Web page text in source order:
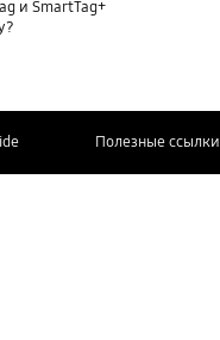
и SmartTag+
Полезные ссылки